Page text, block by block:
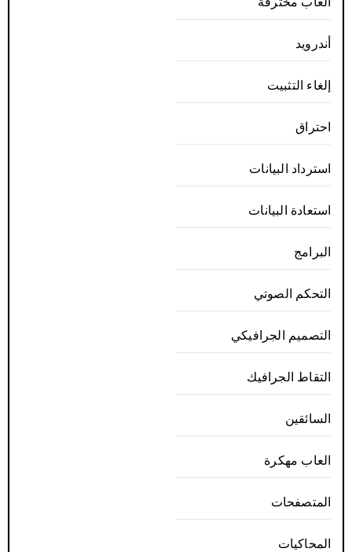
أندرويد
إلغاء التثبيت
احتراق
استرداد البيانات
استعادة البيانات
البرامج
التحكم الصوتي
التصميم الجرافيكي
التقاط الجرافيك
السائقين
العاب مهكرة
المتصفحات
المحاكيات